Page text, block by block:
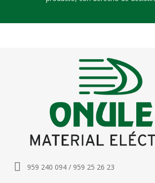
959 240 094 / 959 25 26 23